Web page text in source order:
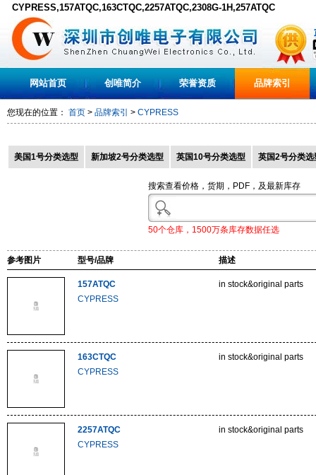
CYPRESS,157ATQC,163CTQC,2257ATQC,2308G-1H,257ATQC
网站首页 创唯简介 荣誉资质 品牌索引
您现在的位置： 首页 > 品牌索引 > CYPRESS
美国1号分类选型 新加坡2号分类选型 英国10号分类选型 英国2号分类选
搜索查看价格，货期，PDF，及最新库存
50个仓库，1500万条库存数据任选
参考图片 型号/品牌 描述
157ATQC
CYPRESS
in stock&original parts
163CTQC
CYPRESS
in stock&original parts
2257ATQC
CYPRESS
in stock&original parts